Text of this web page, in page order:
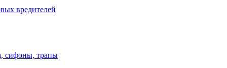
вредителей
сифоны, трапы